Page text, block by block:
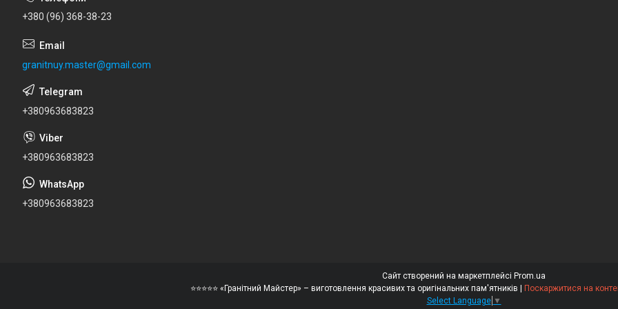
+380 (96) 368-38-23
granitnuy.master@gmail.com
+380963683823
+380963683823
+380963683823
Сайт створений на маркетплейсі Prom.ua
⭐⭐⭐⭐⭐ «Гранітний Майстер» – виготовлення красивих та оригінальних пам'ятників | Поскаржитися на
Select Language ▼